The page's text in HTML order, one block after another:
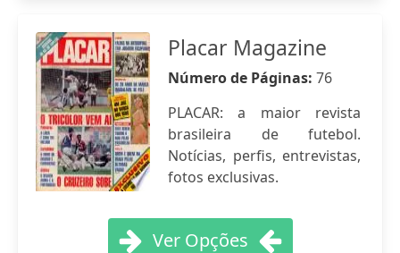
Placar Magazine
Número de Páginas: 76
PLACAR: a maior revista
brasileira de futebol.
Notícias, perfis, entrevistas,
fotos exclusivas.
Ver Opções